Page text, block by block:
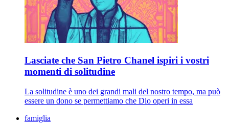
Lasciate che San Pietro Chanel ispiri i vostri
momenti di solitudine
La solitudine è uno dei grandi mali del nostro tempo, ma può
essere un dono se permettiamo che Dio operi in essa
famiglia